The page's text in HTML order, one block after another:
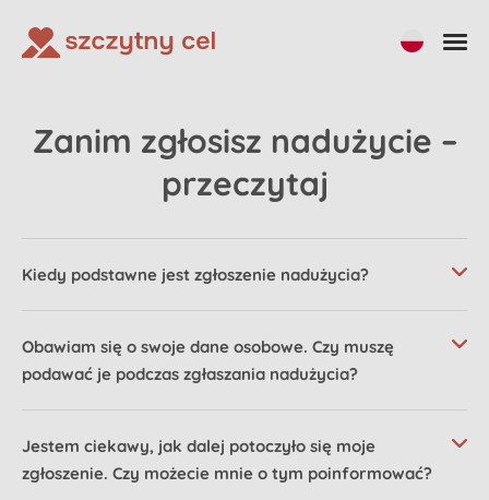
Zanim zgłosisz nadużycie –
przeczytaj
Kiedy podstawne jest zgłoszenie nadużycia?
Obawiam się o swoje dane osobowe. Czy muszę
podawać je podczas zgłaszania nadużycia?
Jestem ciekawy, jak dalej potoczyło się moje
zgłoszenie. Czy możecie mnie o tym poinformować?